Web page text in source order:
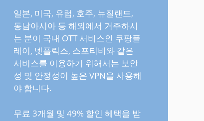
일본, 미국, 유럽, 호주, 뉴질랜드,
동남아시아 등 해외에서 거주하시
는 분이 국내 OTT 서비스인 쿠팡플
레이, 넷플릭스, 스포티비와 같은
서비스를 이용하기 위해서는 보안
성 및 안정성이 높은 VPN을 사용해
야 합니다.
무료 3개월 및 49% 할인 헤택을 받